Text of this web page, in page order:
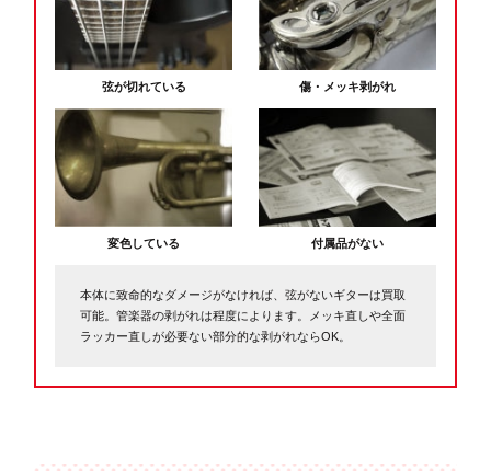
弦が切れている 傷・メッキ剥がれ
変色している 付属品がない
本体に致命的なダメージがなければ、弦がないギターは買取
可能。管楽器の剥がれは程度によります。メッキ直しや全面
ラッカー直しが必要ない部分的な剥がれならOK。